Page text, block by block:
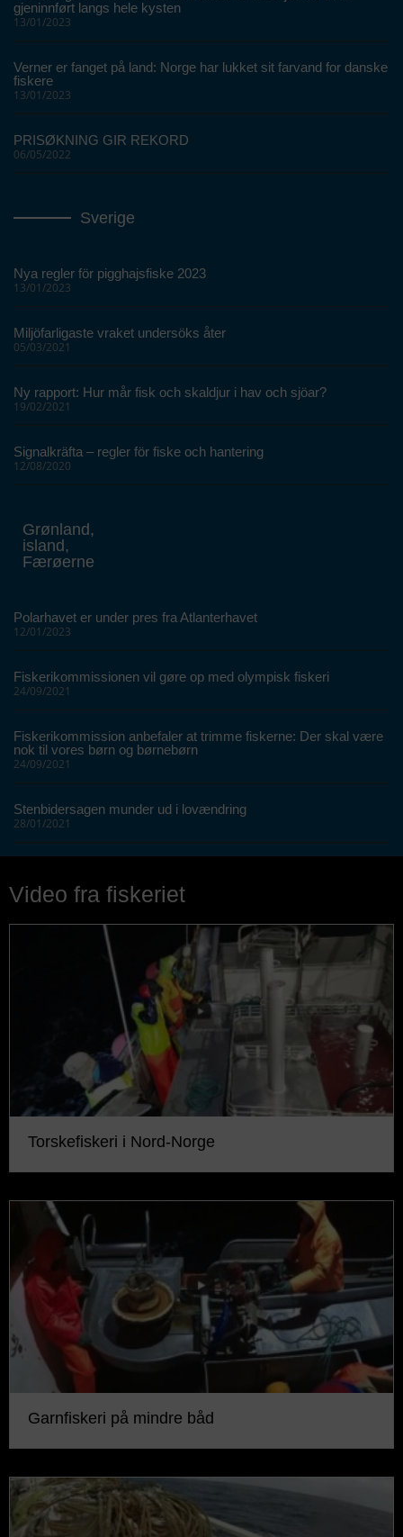
gjeninnført langs hele kysten
13/01/2023
Verner er fanget på land: Norge har lukket sit farvand for danske
fiskere
13/01/2023
PRISØKNING GIR REKORD
06/05/2022
Sverige
Nya regler för pigghajsfiske 2023
13/01/2023
Miljöfarligaste vraket undersöks åter
05/03/2021
Ny rapport: Hur mår fisk och skaldjur i hav och sjöar?
19/02/2021
Signalkräfta – regler för fiske och hantering
12/08/2020
Grønland,
island,
Færøerne
Polarhavet er under pres fra Atlanterhavet
12/01/2023
Fiskerikommissionen vil gøre op med olympisk fiskeri
24/09/2021
Fiskerikommission anbefaler at trimme fiskerne: Der skal være
nok til vores børn og børnebørn
24/09/2021
Stenbidersagen munder ud i lovændring
28/01/2021
Video fra fiskeriet
Torskefiskeri i Nord-Norge
Garnfiskeri på mindre båd